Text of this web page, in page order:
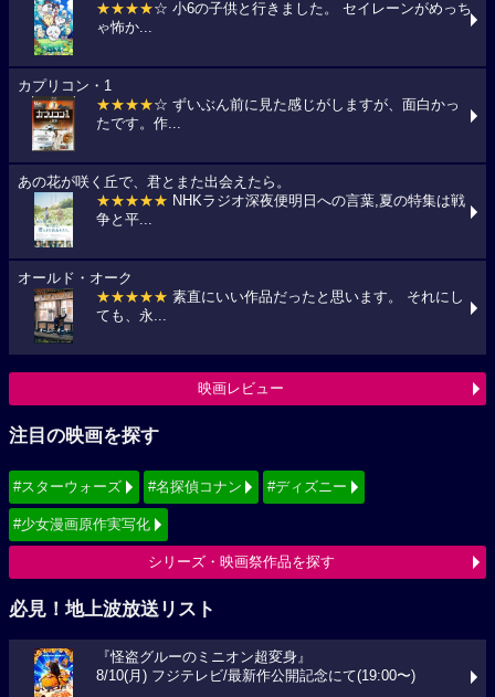
★★★★☆ 小6の子供と行きました。 セイレーンがめっち
ゃ怖か...
カプリコン・1
★★★★☆ ずいぶん前に見た感じがしますが、面白かっ
たです。作...
あの花が咲く丘で、君とまた出会えたら。
★★★★★ NHKラジオ深夜便明日への言葉,夏の特集は戦
争と平...
オールド・オーク
★★★★★ 素直にいい作品だったと思います。 それにし
ても、永...
映画レビュー
注目の映画を探す
#スターウォーズ #名探偵コナン #ディズニー
#少女漫画原作実写化
シリーズ・映画祭作品を探す
必見！地上波放送リスト
『怪盗グルーのミニオン超変身』
8/10(月) フジテレビ/最新作公開記念にて(19:00〜)